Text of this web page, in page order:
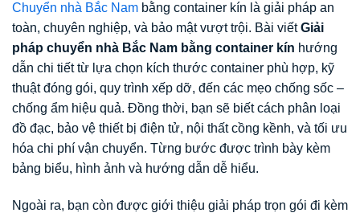
Chuyển nhà Bắc Nam bằng container kín là giải pháp an
toàn, chuyên nghiệp, và bảo mật vượt trội. Bài viếtGiải
pháp chuyển nhà Bắc Nam bằng container kín hướng
dẫn chi tiết từ lựa chọn kích thước container phù hợp, kỹ
thuật đóng gói, quy trình xếp dỡ, đến các mẹo chống sốc –
chống ẩm hiệu quả. Đồng thời, bạn sẽ biết cách phân loại
đồ đạc, bảo vệ thiết bị điện tử, nội thất cồng kềnh, và tối ưu
hóa chi phí vận chuyển. Từng bước được trình bày kèm
bảng biểu, hình ảnh và hướng dẫn dễ hiểu.
Ngoài ra, bạn còn được giới thiệu giải pháp trọn gói đi kèm